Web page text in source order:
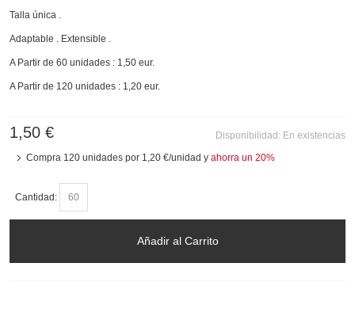
Talla única .
Adaptable . Extensible .
A Partir de 60 unidades : 1,50 eur.
A Partir de 120 unidades : 1,20 eur.
Disponibilidad: En existencias
1,50 €
Compra 120 unidades por 1,20 €/unidad y ahorra un 20%
Cantidad:
Añadir al Carrito